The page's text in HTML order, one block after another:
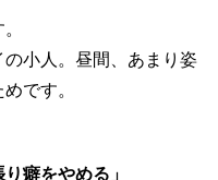
小人。昼間、あまり姿
です。
り癖をやめる」